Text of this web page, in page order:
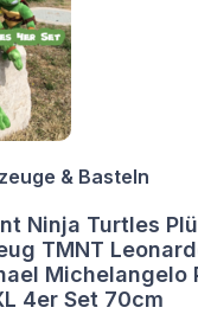
& Basteln
Ninja Turtles
TMNT
Michelangelo
4er Set 70cm